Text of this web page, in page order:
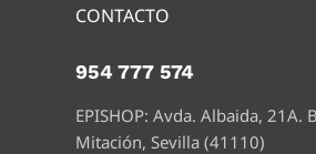
CONTACTO
954 777 574
EPISHOP: Avda. Albaida, 21A.
Mitación, Sevilla (41110)